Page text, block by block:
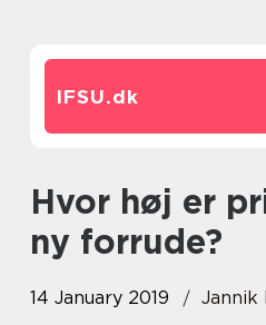
IFSU.dk
Hvor høj er prisen på en
ny forrude?
14 January 2019
Jannik